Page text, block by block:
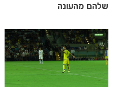
שלהם מהעונה